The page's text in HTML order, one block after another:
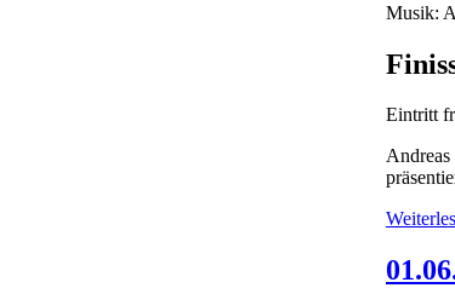
Musik:
Eintritt